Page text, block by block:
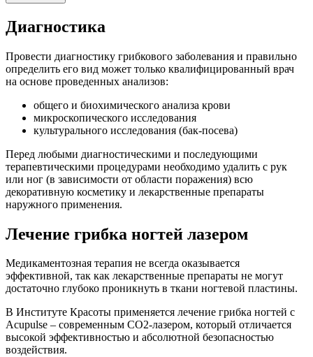
Диагностика
Провести диагностику грибкового заболевания и правильно
определить его вид может только квалифицированный врач
на основе проведенных анализов:
общего и биохимического анализа крови
микроскопического исследования
культурального исследования (бак-посева)
Перед любыми диагностическими и последующими
терапевтическими процедурами необходимо удалить с рук
или ног (в зависимости от области поражения) всю
декоративную косметику и лекарственные препараты
наружного применения.
Лечение грибка ногтей лазером
Медикаментозная терапия не всегда оказывается
эффективной, так как лекарственные препараты не могут
достаточно глубоко проникнуть в ткани ногтевой пластины.
В Институте Красоты применяется лечение грибка ногтей с
Acupulse – современным CO2-лазером, который отличается
высокой эффективностью и абсолютной безопасностью
воздействия.